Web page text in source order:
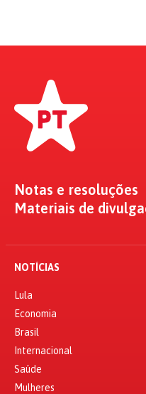
Notas e resoluções
Materiais de
NOTÍCIAS
Lula
Economia
Brasil
Internacional
Saúde
Mulheres